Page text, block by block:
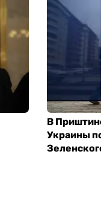
В Приштине
Украины
Зеленского